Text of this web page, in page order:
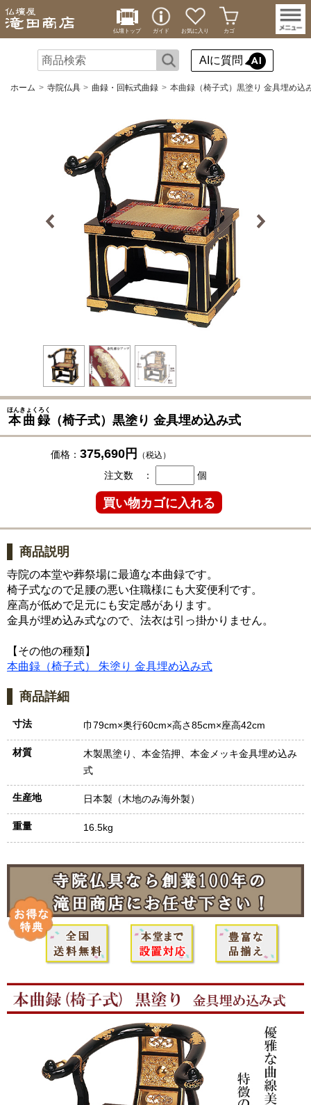
仏壇トップ ガイド お気に入り カゴ
AIに質問
ホーム 寺院仏具 曲録・回転式曲録 本曲録（椅子式）黒塗り 金具埋め込
本曲録
ほんきょくろく
（椅子式）黒塗り 金具埋め込み式
価格： 375,690円 （税込）
注文数 ： 個
商品説明
寺院の本堂や葬祭場に最適な本曲録です。
椅子式なので足腰の悪い住職様にも大変便利です。
座高が低めで足元にも安定感があります。
金具が埋め込み式なので、法衣は引っ掛かりません。
【その他の種類】
本曲録（椅子式） 朱塗り 金具埋め込み式
商品詳細
寸法 巾79cm×奥行60cm×高さ85cm×座高42cm
材質
木製黒塗り、本金箔押、本金メッキ金具埋め込み
式
生産地 日本製（木地のみ海外製）
重量 16.5kg